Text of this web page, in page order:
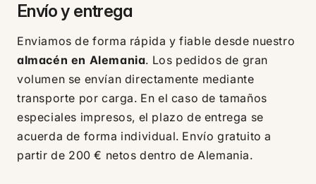
Envío y entrega
Enviamos de forma rápida y fiable desde nuestro
almacén en Alemania. Los pedidos de gran
volumen se envían directamente mediante
transporte por carga. En el caso de tamaños
especiales impresos, el plazo de entrega se
acuerda de forma individual. Envío gratuito a
partir de 200 € netos dentro de Alemania.